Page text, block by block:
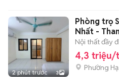
2 phút trước 3
Phòng trọ
Nhất -
Nội thất đầy
4,3 triệu/
Phường